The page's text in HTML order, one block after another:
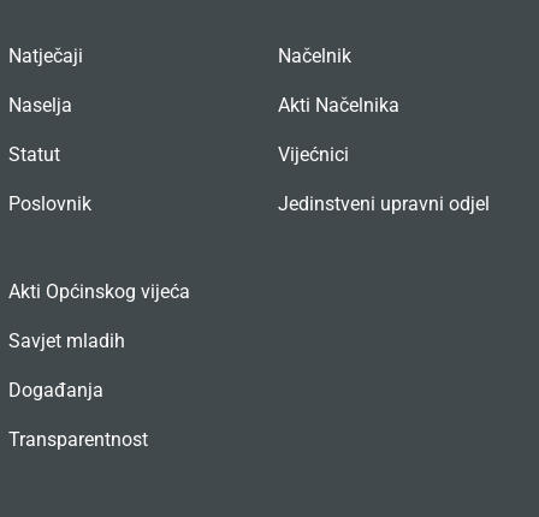
Natječaji
Naselja
Statut
Poslovnik
Načelnik
Akti Načelnika
Vijećnici
Jedinstveni upravni odjel
Akti Općinskog vijeća
Savjet mladih
Događanja
Transparentnost